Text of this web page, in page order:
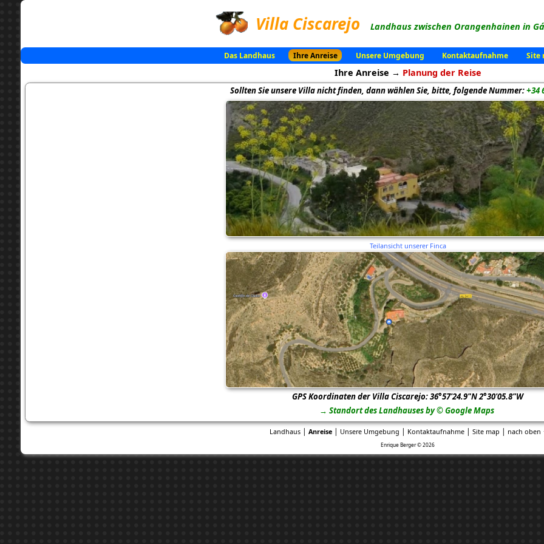
Villa Ciscarejo Landhaus zwischen Orangenhainen in
Das Landhaus Ihre Anreise Unsere Umgebung Kontaktaufnahme Site
Ihre Anreise → Planung der Reise
Sollten Sie unsere Villa nicht finden, dann wählen Sie, bitte, folgende Nummer:+34
Teilansicht unserer Finca
GPS Koordinaten der Villa Ciscarejo: 36°57'24.9"N 2°30'05.8"W
→ Standort des Landhauses by © Google Maps
Landhaus| Anreise| Unsere Umgebung | Kontaktaufnahme| Site map | nach oben
Enrique Berger © 2026